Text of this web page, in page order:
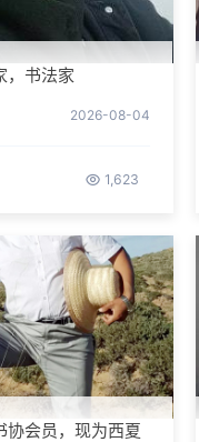
，书法家
2026-08-04
1,623
协会员，现为西夏